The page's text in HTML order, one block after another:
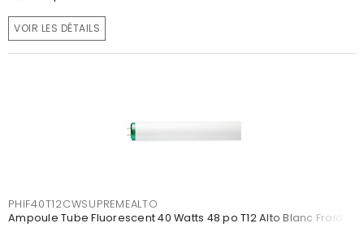
VOIR LES DÉTAILS
PHIF40T12CWSUPREMEALTO
Ampoule Tube Fluorescent 40 Watts 48 po T12 Alto Blanc Froid